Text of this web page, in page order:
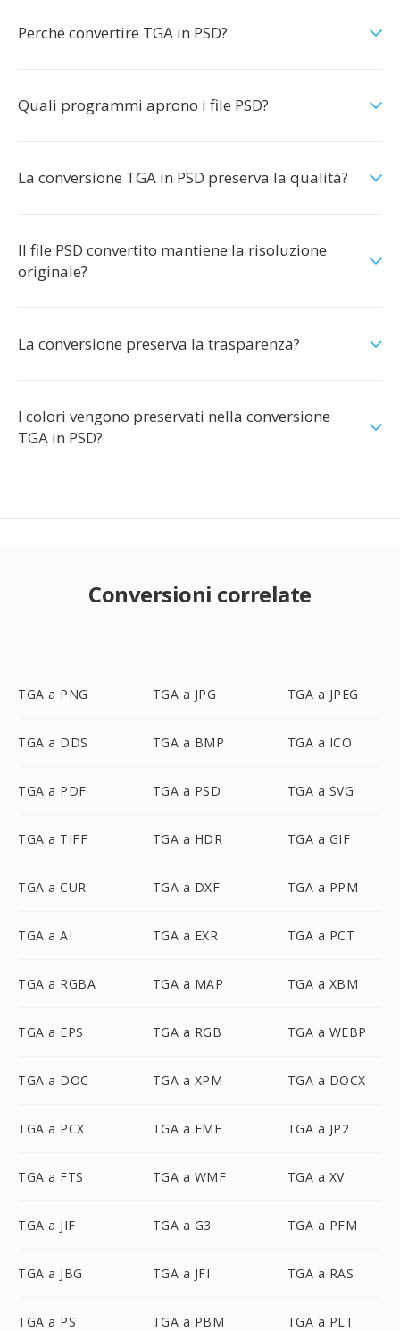
Perché convertire TGA in PSD?
Quali programmi aprono i file PSD?
La conversione TGA in PSD preserva la qualità?
Il file PSD convertito mantiene la risoluzione
originale?
La conversione preserva la trasparenza?
I colori vengono preservati nella conversione
TGA in PSD?
Conversioni correlate
TGA a PNG TGA a JPG TGA a JPEG
TGA a DDS TGA a BMP TGA a ICO
TGA a PDF TGA a PSD TGA a SVG
TGA a TIFF TGA a HDR TGA a GIF
TGA a CUR TGA a DXF TGA a PPM
TGA a AI TGA a EXR TGA a PCT
TGA a RGBA TGA a MAP TGA a XBM
TGA a EPS TGA a RGB TGA a WEBP
TGA a DOC TGA a XPM TGA a DOCX
TGA a PCX TGA a EMF TGA a JP2
TGA a FTS TGA a WMF TGA a XV
TGA a JIF TGA a G3 TGA a PFM
TGA a JBG TGA a JFI TGA a RAS
TGA a PS TGA a PBM TGA a PLT